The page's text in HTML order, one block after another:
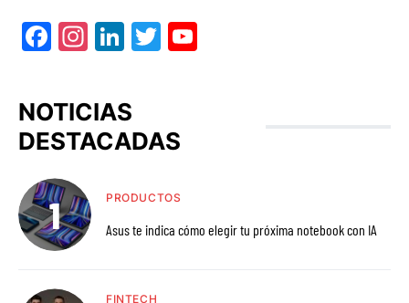
Facebook
Instagram
LinkedIn
Twitter
NOTICIAS
DESTACADAS
PRODUCTOS
Asus te indica cómo elegir tu próxima notebook con IA
FINTECH